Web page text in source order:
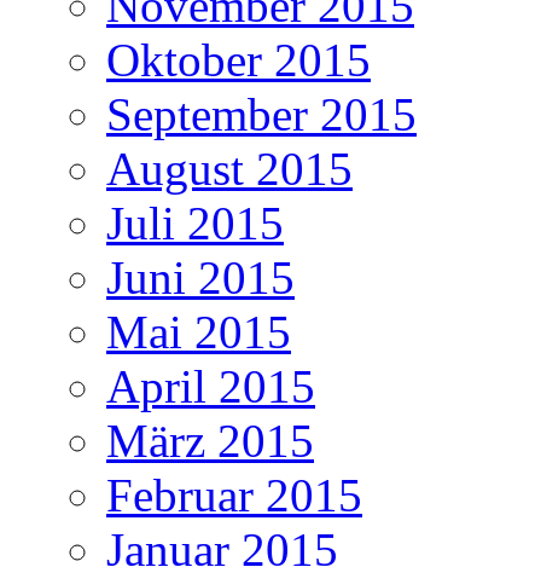
Oktober 2015
September 2015
August 2015
Juli 2015
Juni 2015
Mai 2015
April 2015
März 2015
Februar 2015
Januar 2015